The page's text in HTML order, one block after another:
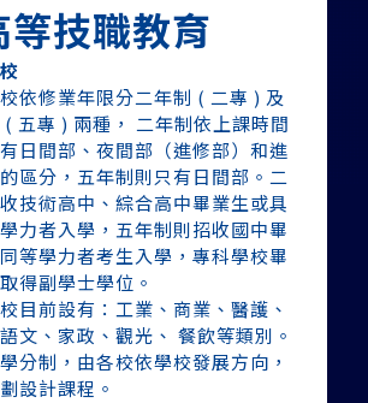
等技職教育
依修業年限分二年制 ( 二專 ) 及
五專 ) 兩種， 二年制依上課時間
日間部、夜間部（進修部）和進
區分，五年制則只有日間部。二
技術高中、綜合高中畢業生或具
力者入學，五年制則招收國中畢
等學力者考生入學，專科學校畢
得副學士學位。
目前設有：工業、商業、醫護、
文、家政、觀光、 餐飲等類別。
分制，由各校依學校發展方向，
設計課程。